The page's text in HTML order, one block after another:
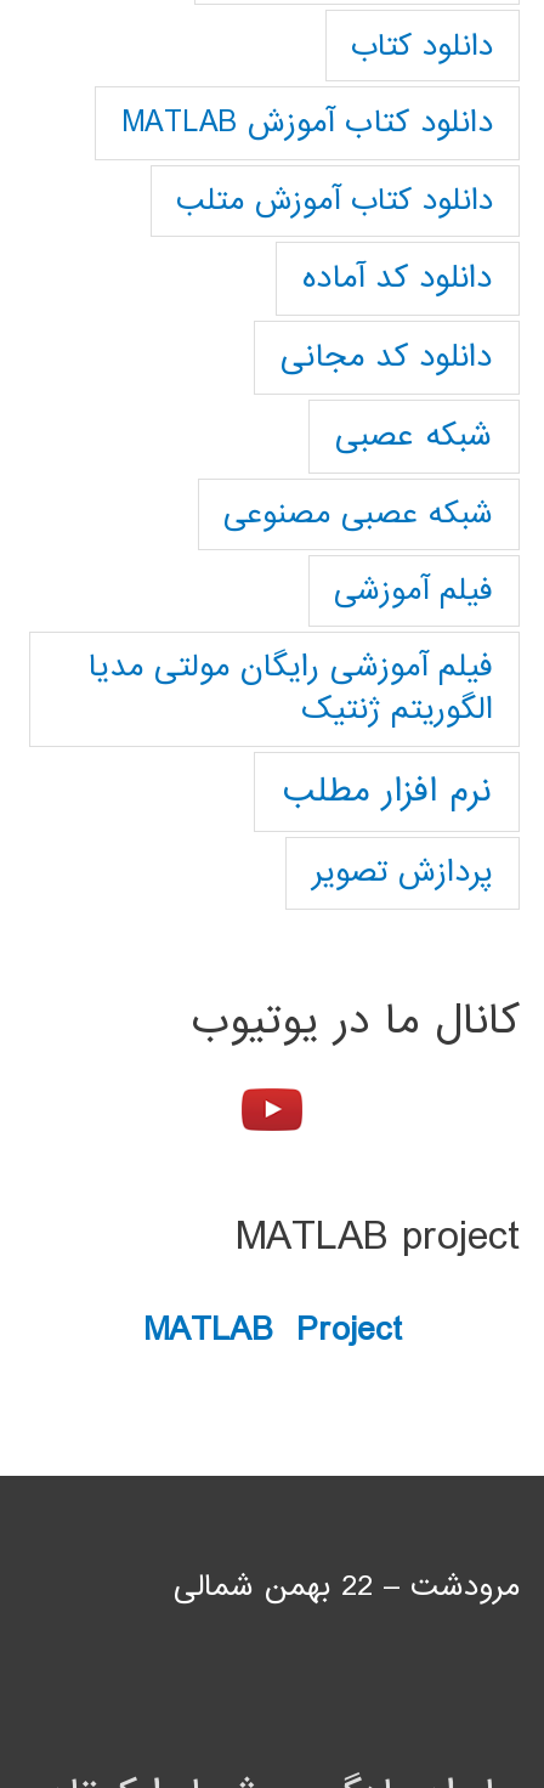
دانلود کتاب
دانلود کتاب آموزش MATLAB
دانلود کتاب آموزش متلب
دانلود کد آماده
دانلود کد مجانی
شبکه عصبی
شبکه عصبی مصنوعی
فیلم آموزشی
فیلم آموزشی رایگان مولتی مدیا
الگوریتم ژنتیک
نرم افزار مطلب
پردازش تصویر
کانال ما در یوتیوب
MATLAB project
MATLAB Project
مرودشت – 22 بهمن شمالی